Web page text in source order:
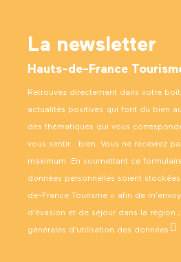
La newsletter
Hauts-de-France
Retrouvez directement dans votre
actualités positives qui font du bien
des thématiques qui vous
vous sentir… bien. Vous ne recevrez
maximum. En soumettant ce
données personnelles soient
de-France Tourisme » afin de
d’évasion et de séjour dans la région
générales d’utilisation des données .